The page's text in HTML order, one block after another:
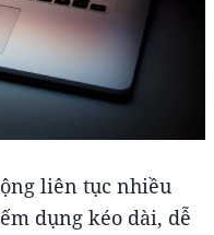
liên tục nhiều
dụng kéo dài, dễ